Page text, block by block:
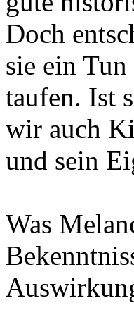
Doch
sie ein
taufen. Ist
wir auch
und sein
Was